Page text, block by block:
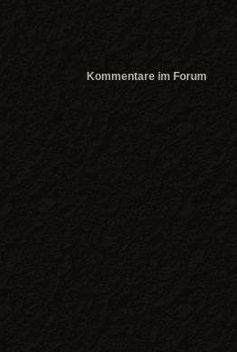
Kommentare im Forum